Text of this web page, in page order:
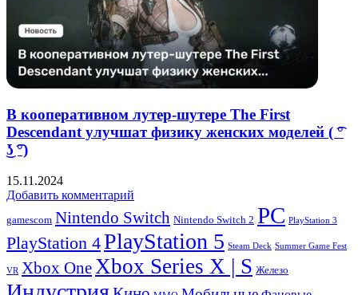
В кооперативном лутер-шутере The First
Descendant улучшат физику женских моделей ( ͡°
͜ʖ ͡°)
15.11.2024
Добавить комментарий
gamescom Nintendo Switch Nintendo Switch 2 PC PlayStation 3
PlayStation 4PlayStation 5 Steam Deck Summer Game Fest
VR Xbox OneXbox Series X | S Железо